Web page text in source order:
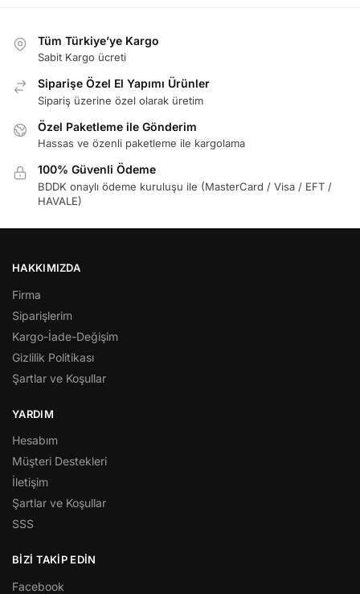
Tüm Türkiye’ye Kargo
Sabit Kargo ücreti
Siparişe Özel El Yapımı Ürünler
Sipariş üzerine özel olarak üretim
Özel Paketleme ile Gönderim
Hassas ve özenli paketleme ile kargolama
100% Güvenli Ödeme
BDDK onaylı ödeme kuruluşu ile (MasterCard / Visa / EFT /
HAVALE)
HAKKIMIZDA
Firma
Siparişlerim
Kargo-İade-Değişim
Gizlilik Politikası
Şartlar ve Koşullar
YARDIM
Hesabım
Müşteri Destekleri
İletişim
Şartlar ve Koşullar
SSS
BİZİ TAKİP EDİN
Facebook